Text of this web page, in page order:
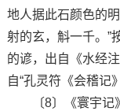
地人据此石颜色的
射的玄，斛一千。”
的谚，出自《水经
自“孔灵符《会稽记
〔8〕《寰宇记》